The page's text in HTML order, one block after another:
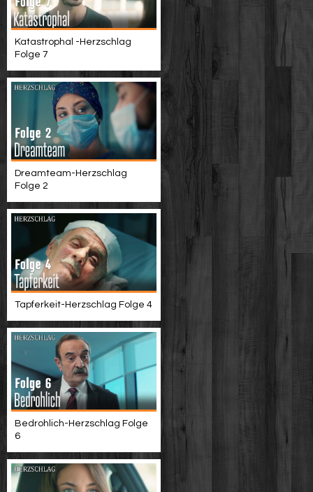
Katastrophal -Herzschlag
Folge 7
Dreamteam-Herzschlag
Folge 2
Tapferkeit-Herzschlag Folge 4
Bedrohlich-Herzschlag Folge
6